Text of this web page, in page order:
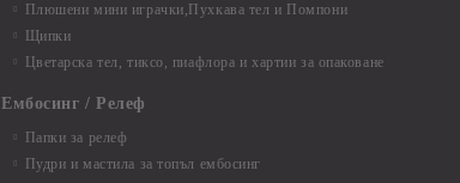
Плюшени мини играчки,Пухкава тел и Помпони
Щипки
Цветарска тел, тиксо, пиафлора и хартии за опаковане
Ембосинг / Релеф
Папки за релеф
Пудри и мастила за топъл ембосинг